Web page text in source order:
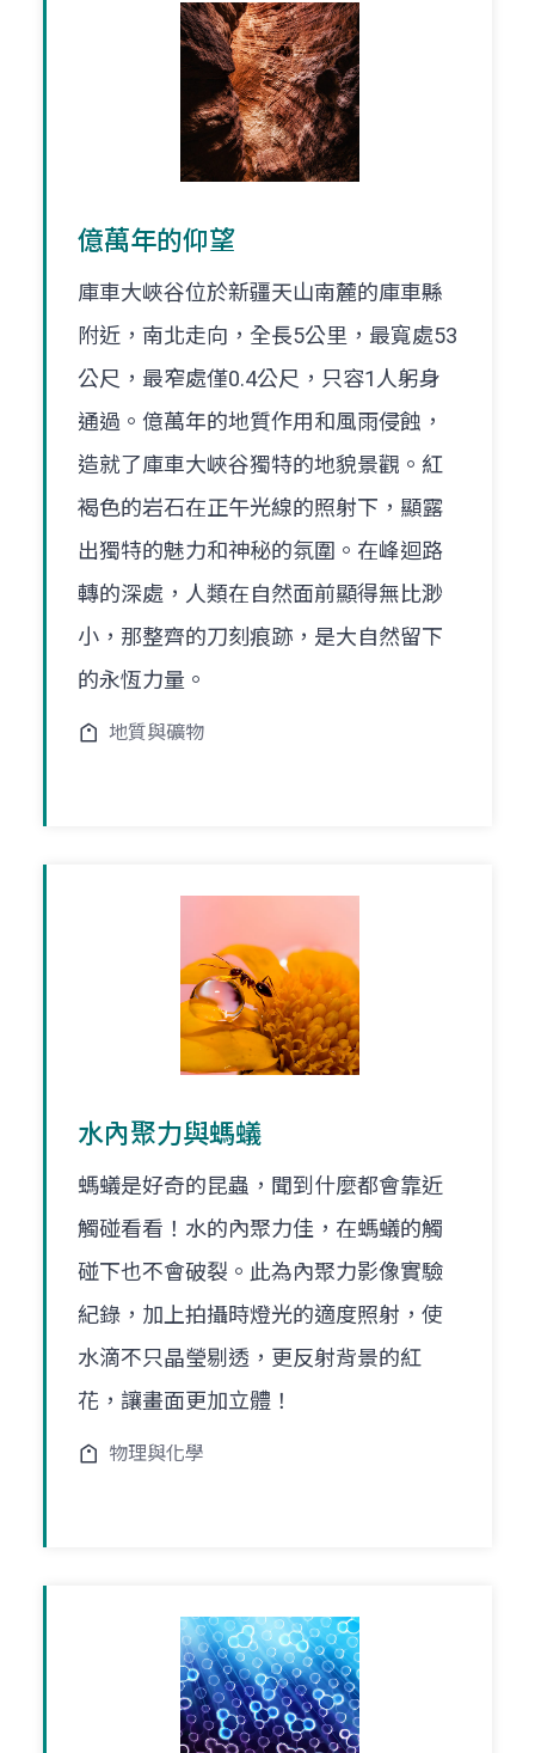
億萬年的仰望
庫車大峽谷位於新疆天山南麓的庫車縣
附近，南北走向，全長5公里，最寬處53
公尺，最窄處僅0.4公尺，只容1人躬身
通過。億萬年的地質作用和風雨侵蝕，
造就了庫車大峽谷獨特的地貌景觀。紅
褐色的岩石在正午光線的照射下，顯露
出獨特的魅力和神秘的氛圍。在峰迴路
轉的深處，人類在自然面前顯得無比渺
小，那整齊的刀刻痕跡，是大自然留下
的永恆力量。
地質與礦物
水內聚力與螞蟻
螞蟻是好奇的昆蟲，聞到什麼都會靠近
觸碰看看！水的內聚力佳，在螞蟻的觸
碰下也不會破裂。此為內聚力影像實驗
紀錄，加上拍攝時燈光的適度照射，使
水滴不只晶瑩剔透，更反射背景的紅
花，讓畫面更加立體！
物理與化學